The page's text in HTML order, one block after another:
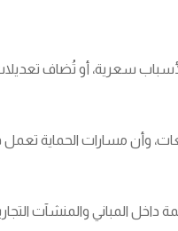
سعرية، أو تُضاف تعديلات
وأن مسارات الحماية تعمل
المباني والمنشآت